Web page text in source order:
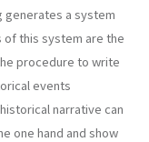
generates a system
of this system are the
procedure to write
events
narrative can
one hand and show